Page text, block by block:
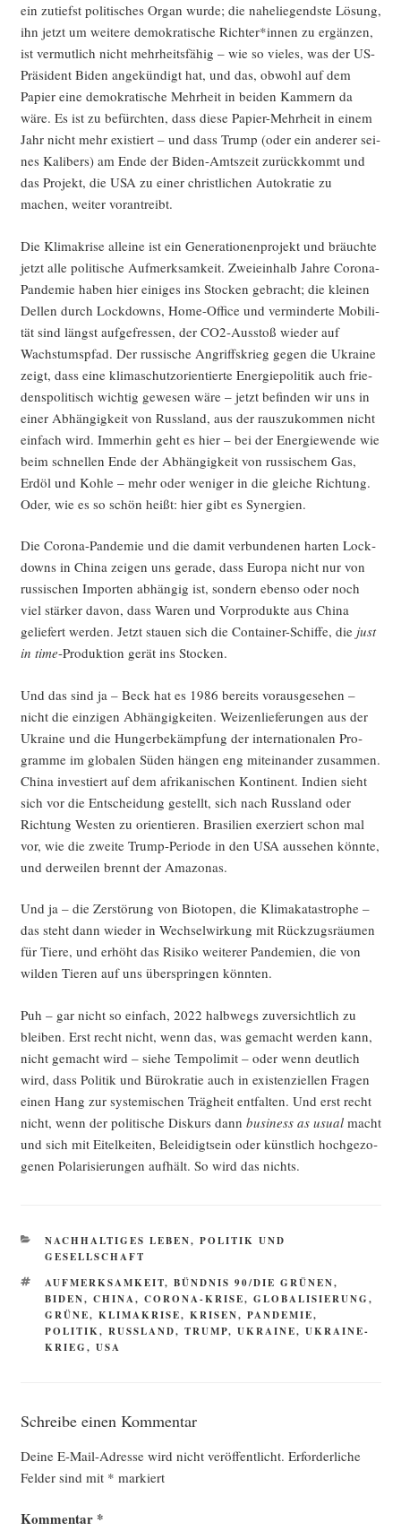
ein zutiefst poli­ti­sches Organ wur­de; die nahe­lie­gends­te Lösung,
ihn jetzt um wei­te­re demo­kra­ti­sche Richter*innen zu ergän­zen,
ist ver­mut­lich nicht mehr­heits­fä­hig – wie so vie­les, was der US-
Prä­si­dent Biden ange­kün­digt hat, und das, obwohl auf dem
Papier eine demo­kra­ti­sche Mehr­heit in bei­den Kam­mern da
wäre. Es ist zu befürch­ten, dass die­se Papier-Mehr­heit in einem
Jahr nicht mehr exis­tiert – und dass Trump (oder ein ande­rer sei­
nes Kali­bers) am Ende der Biden-Amts­zeit zurück­kommt und
das Pro­jekt, die USA zu einer christ­li­chen Auto­kra­tie zu
machen, wei­ter vorantreibt.
Die Kli­ma­kri­se allei­ne ist ein Gene­ra­tio­nen­pro­jekt und bräuch­te
jetzt alle poli­ti­sche Auf­merk­sam­keit. Zwei­ein­halb Jah­re Coro­na-
Pan­de­mie haben hier eini­ges ins Sto­cken gebracht; die klei­nen
Del­len durch Lock­downs, Home-Office und ver­min­der­te Mobi­li­
tät sind längst auf­ge­fres­sen, der CO2-Aus­stoß wie­der auf
Wachs­tums­pfad. Der rus­si­sche Angriffs­krieg gegen die Ukrai­ne
zeigt, dass eine kli­ma­schutz­ori­en­tier­te Ener­gie­po­li­tik auch frie­
dens­po­li­tisch wich­tig gewe­sen wäre – jetzt befin­den wir uns in
einer Abhän­gig­keit von Russ­land, aus der raus­zu­kom­men nicht
ein­fach wird. Immer­hin geht es hier – bei der Ener­gie­wen­de wie
beim schnel­len Ende der Abhän­gig­keit von rus­si­schem Gas,
Erd­öl und Koh­le – mehr oder weni­ger in die glei­che Rich­tung.
Oder, wie es so schön heißt: hier gibt es Synergien.
Die Coro­na-Pan­de­mie und die damit ver­bun­de­nen har­ten Lock­
downs in Chi­na zei­gen uns gera­de, dass Euro­pa nicht nur von
rus­si­schen Impor­ten abhän­gig ist, son­dern eben­so oder noch
viel stär­ker davon, dass Waren und Vor­pro­duk­te aus Chi­na
gelie­fert wer­den. Jetzt stau­en sich die Con­tai­ner-Schif­fe, die just
in time-Pro­duk­ti­on gerät ins Stocken.
Und das sind ja – Beck hat es 1986 bereits vor­aus­ge­se­hen –
nicht die ein­zi­gen Abhän­gig­kei­ten. Wei­zen­lie­fe­run­gen aus der
Ukrai­ne und die Hun­ger­be­kämp­fung der inter­na­tio­na­len Pro­
gram­me im glo­ba­len Süden hän­gen eng mit­ein­an­der zusam­men.
Chi­na inves­tiert auf dem afri­ka­ni­schen Kon­ti­nent. Indi­en sieht
sich vor die Ent­schei­dung gestellt, sich nach Russ­land oder
Rich­tung Wes­ten zu ori­en­tie­ren. Bra­si­li­en exer­ziert schon mal
vor, wie die zwei­te Trump-Peri­ode in den USA aus­se­hen könn­te,
und der­wei­len brennt der Amazonas.
Und ja – die Zer­stö­rung von Bio­to­pen, die Kli­ma­ka­ta­stro­phe –
das steht dann wie­der in Wech­sel­wir­kung mit Rück­zugs­räu­men
für Tie­re, und erhöht das Risi­ko wei­te­rer Pan­de­mien, die von
wil­den Tie­ren auf uns über­sprin­gen könnten.
Puh – gar nicht so ein­fach, 2022 halb­wegs zuver­sicht­lich zu
blei­ben. Erst recht nicht, wenn das, was gemacht wer­den kann,
nicht gemacht wird – sie­he Tem­po­li­mit – oder wenn deut­lich
wird, dass Poli­tik und Büro­kra­tie auch in exis­ten­zi­el­len Fra­gen
einen Hang zur sys­te­mi­schen Träg­heit ent­fal­ten. Und erst recht
nicht, wenn der poli­ti­sche Dis­kurs dann busi­ness as usu­almacht
und sich mit Eitel­kei­ten, Belei­digt­sein oder künst­lich hoch­ge­zo­
ge­nen Pola­ri­sie­run­gen auf­hält. So wird das nichts.
KATEGORIEN
NACHHALTIGES LEBEN, POLITIK UND
GESELLSCHAFT
SCHLAGWÖRTER
AUFMERKSAMKEIT, BÜNDNIS 90/DIE GRÜNEN,
BIDEN, CHINA, CORONA-KRISE, GLOBALISIERUNG,
GRÜNE, KLIMAKRISE, KRISEN, PANDEMIE,
POLITIK, RUSSLAND, TRUMP, UKRAINE, UKRAINE-
KRIEG, USA
Schreibe einen Kommentar
Deine E-Mail-Adresse wird nicht veröffentlicht. Erforderliche
Felder sind mit * markiert
Kommentar *